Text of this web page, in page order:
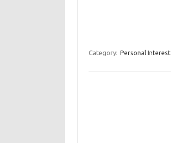
Category: Personal Interest